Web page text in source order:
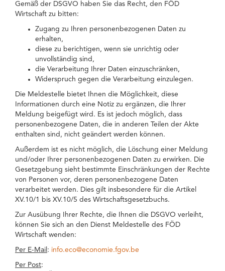
Gemäß der DSGVO haben Sie das Recht, den FÖD
Wirtschaft zu bitten:
Zugang zu Ihren personenbezogenen Daten zu
erhalten,
diese zu berichtigen, wenn sie unrichtig oder
unvollständig sind,
die Verarbeitung Ihrer Daten einzuschränken,
Widerspruch gegen die Verarbeitung einzulegen.
Die Meldestelle bietet Ihnen die Möglichkeit, diese
Informationen durch eine Notiz zu ergänzen, die Ihrer
Meldung beigefügt wird. Es ist jedoch möglich, dass
personenbezogene Daten, die in anderen Teilen der Akte
enthalten sind, nicht geändert werden können.
Außerdem ist es nicht möglich, die Löschung einer Meldung
und/oder Ihrer personenbezogenen Daten zu erwirken. Die
Gesetzgebung sieht bestimmte Einschränkungen der Rechte
von Personen vor, deren personenbezogene Daten
verarbeitet werden. Dies gilt insbesondere für die Artikel
XV.10/1 bis XV.10/5 des Wirtschaftsgesetzbuchs.
Zur Ausübung Ihrer Rechte, die Ihnen die DSGVO verleiht,
können Sie sich an den Dienst Meldestelle des FÖD
Wirtschaft wenden:
Per E-Mail : info.eco@economie.fgov.be
Per Post: